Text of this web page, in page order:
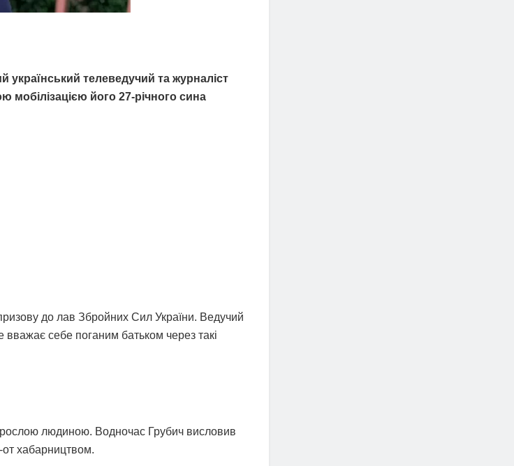
український телеведучий та журналіст
мобілізацією його 27-річного сина
до лав Збройних Сил України. Ведучий
себе поганим батьком через такі
людиною. Водночас Грубич висловив
хабарництвом.